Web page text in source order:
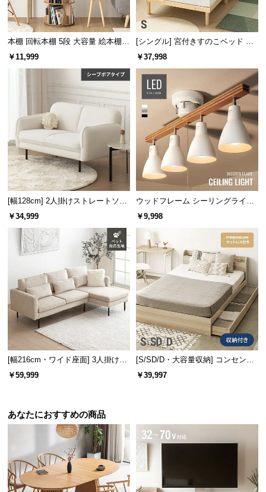
に
つ
い
て
キ
ャ
ン
セ
ル
に
つ
い
て
保
証
つ
い
会
員
規
約
い
お
客
本棚 回転本棚 5段 大容量 絵本棚
ラック
￥11,999
[シングル] 宮付きすのこベッド プ
レミアムマットレス付き
￥37,998
[幅128cm] 2人掛けストレートソフ
ァ シープボアタイプ
￥34,999
ウッドフレーム シーリングライト
ストレートタイプ
￥9,998
[幅216cm・ワイド座面] 3人掛けカ
ウチソファ ブラックスチール脚 L
￥59,999
[S/SD/D・大容量収納] コンセント
機能付きベッド プレミアムマット
￥39,997
あなたにおすすめの商品